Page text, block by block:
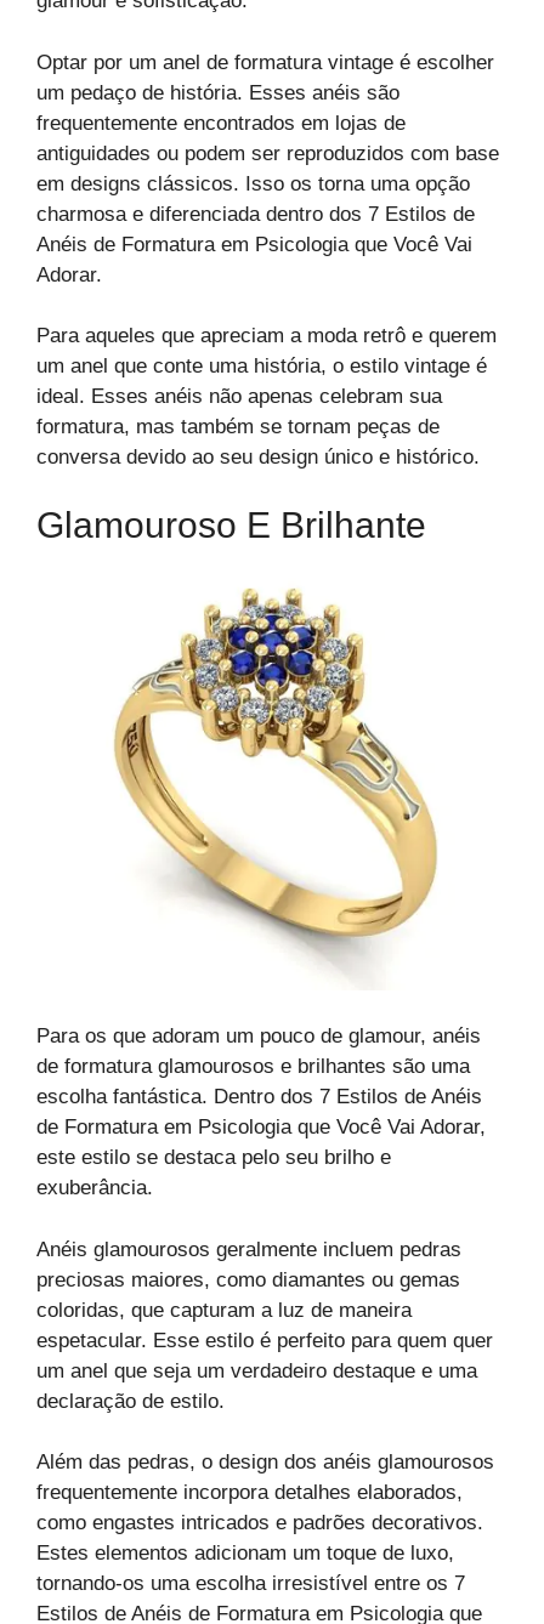
Optar por um anel de formatura vintage é escolher
um pedaço de história. Esses anéis são
frequentemente encontrados em lojas de
antiguidades ou podem ser reproduzidos com base
em designs clássicos. Isso os torna uma opção
charmosa e diferenciada dentro dos 7 Estilos de
Anéis de Formatura em Psicologia que Você Vai
Adorar.
Para aqueles que apreciam a moda retrô e querem
um anel que conte uma história, o estilo vintage é
ideal. Esses anéis não apenas celebram sua
formatura, mas também se tornam peças de
conversa devido ao seu design único e histórico.
Glamouroso E Brilhante
Para os que adoram um pouco de glamour, anéis
de formatura glamourosos e brilhantes são uma
escolha fantástica. Dentro dos 7 Estilos de Anéis
de Formatura em Psicologia que Você Vai Adorar,
este estilo se destaca pelo seu brilho e
exuberância.
Anéis glamourosos geralmente incluem pedras
preciosas maiores, como diamantes ou gemas
coloridas, que capturam a luz de maneira
espetacular. Esse estilo é perfeito para quem quer
um anel que seja um verdadeiro destaque e uma
declaração de estilo.
Além das pedras, o design dos anéis glamourosos
frequentemente incorpora detalhes elaborados,
como engastes intricados e padrões decorativos.
Estes elementos adicionam um toque de luxo,
tornando-os uma escolha irresistível entre os 7
Estilos de Anéis de Formatura em Psicologia que